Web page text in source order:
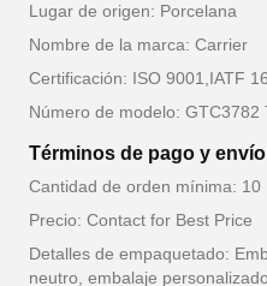
Lugar de origen: Porcelana
Nombre de la marca: Carrier
Certificación: ISO 9001,IATF
Número de modelo: GTC3782
Términos de pago y envío
Cantidad de orden mínima: 10
Precio: Contact for Best Price
Detalles de empaquetado:
neutro, embalaje